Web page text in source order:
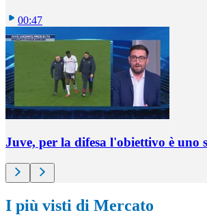
00:47
Juve, per la difesa l'obiettivo è uno
I più visti di Mercato